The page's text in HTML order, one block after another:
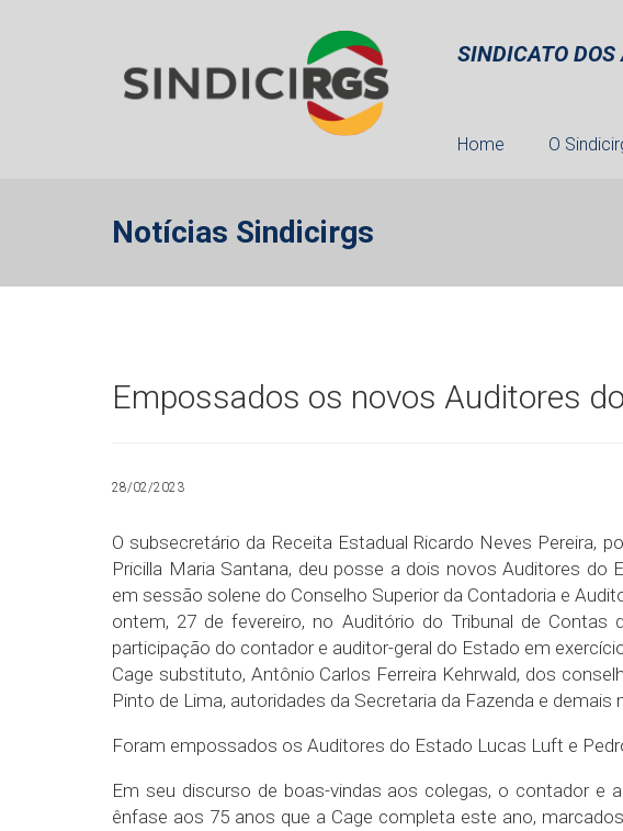
SINDICATO DOS
Home O
Notícias Sindicirgs
Empossados os novos Auditores
28/02/2023
O subsecretário da Receita Estadual Ricardo Neves Pereira,
Pricilla Maria Santana, deu posse a dois novos Auditores do
em sessão solene do Conselho Superior da Contadoria e
ontem, 27 de fevereiro, no Auditório do Tribunal de
participação do contador e auditor-geral do Estado em
Cage substituto, Antônio Carlos Ferreira Kehrwald, dos
Pinto de Lima, autoridades da Secretaria da Fazenda e demais
Foram empossados os Auditores do Estado Lucas Luft e
Em seu discurso de boas-vindas aos colegas, o contador e
ênfase aos 75 anos que a Cage completa este ano,